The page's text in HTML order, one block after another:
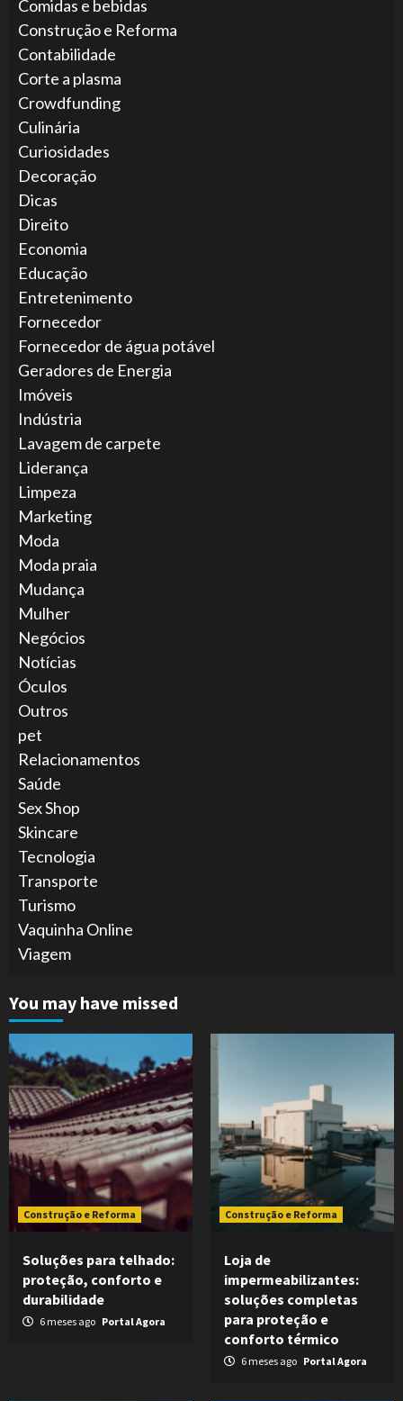
Comidas e bebidas
Construção e Reforma
Contabilidade
Corte a plasma
Crowdfunding
Culinária
Curiosidades
Decoração
Dicas
Direito
Economia
Educação
Entretenimento
Fornecedor
Fornecedor de água potável
Geradores de Energia
Imóveis
Indústria
Lavagem de carpete
Liderança
Limpeza
Marketing
Moda
Moda praia
Mudança
Mulher
Negócios
Notícias
Óculos
Outros
pet
Relacionamentos
Saúde
Sex Shop
Skincare
Tecnologia
Transporte
Turismo
Vaquinha Online
Viagem
You may have missed
Construção e Reforma
Soluções para telhado:
proteção, conforto e
durabilidade
6 meses ago Portal Agora
Construção e Reforma
Loja de
impermeabilizantes:
soluções completas
para proteção e
conforto térmico
6 meses ago Portal Agora